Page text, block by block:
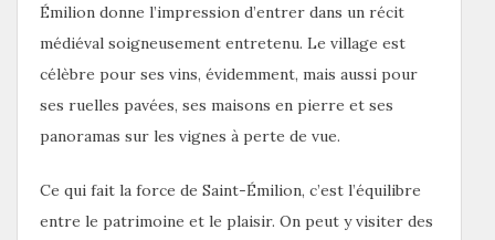
Émilion donne l’impression d’entrer dans un récit
médiéval soigneusement entretenu. Le village est
célèbre pour ses vins, évidemment, mais aussi pour
ses ruelles pavées, ses maisons en pierre et ses
panoramas sur les vignes à perte de vue.
Ce qui fait la force de Saint-Émilion, c’est l’équilibre
entre le patrimoine et le plaisir. On peut y visiter des